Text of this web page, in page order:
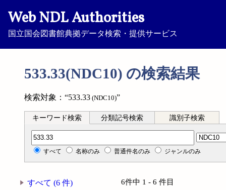
Web NDL Authorities
国立国会図書館典拠データ検索・提供サービス
533.33(NDC10) の検索結果
検索対象：“533.33 (NDC10)”
キーワード検索 分類記号検索 識別子検索
分類記号検索
すべて 名称のみ 普通件名のみ ジャンルのみ
すべて (6 件)
6件中 1 - 6 件目